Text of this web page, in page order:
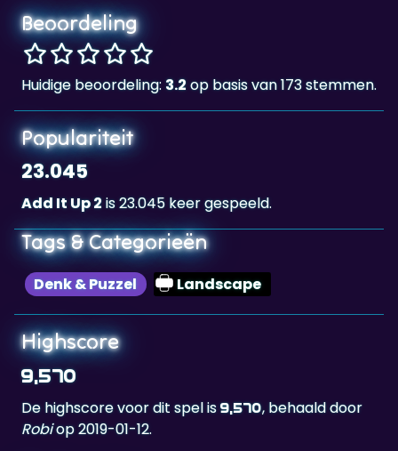
Beoordeling
Huidige beoordeling: 3.2op basis van 173 stemmen.
Populariteit
23.045
Add It Up 2is 23.045 keer gespeeld.
Tags & Categorieën
Denk & Puzzel Landscape
Highscore
9,570
De highscore voor dit spel is9,570, behaald door
Robiop 2019-01-12.